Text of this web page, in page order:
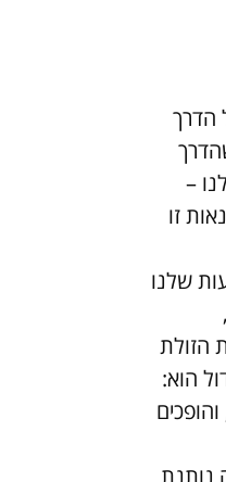
הדרך
–
זו
שלנו
הזולת
הוא: